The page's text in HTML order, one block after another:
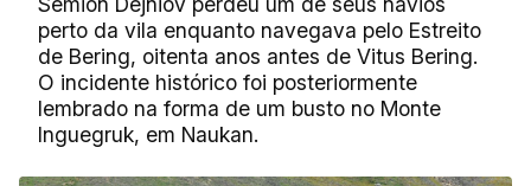
perto da vila enquanto navegava pelo Estreito
de Bering, oitenta anos antes de Vitus Bering.
O incidente histórico foi posteriormente
lembrado na forma de um busto no Monte
Inguegruk, em Naukan.